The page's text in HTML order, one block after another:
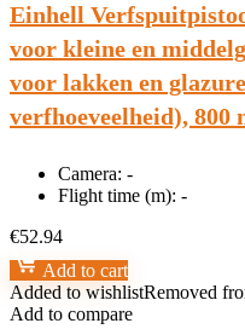
Einhell
voor kleine en
voor lakken en
verfhoeveelheid), 800
Camera: -
Flight time (m): -
€52.94
Add to cart
Added to wishlistRemoved
Add to compare